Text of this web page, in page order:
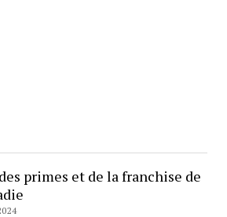
primes et de la franchise de